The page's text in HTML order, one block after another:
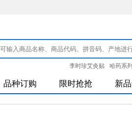
李时珍艾灸贴 哈药系列
品种订购 限时抢抢 新